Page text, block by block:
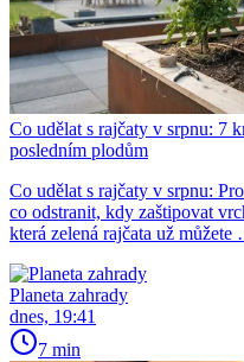
Co udělat s rajčaty v srpnu: 7
posledním plodům
Co udělat s rajčaty v srpnu:
co odstranit, kdy zaštipovat
která zelená rajčata už můžete
Planeta zahrady
dnes, 19:41
7 min